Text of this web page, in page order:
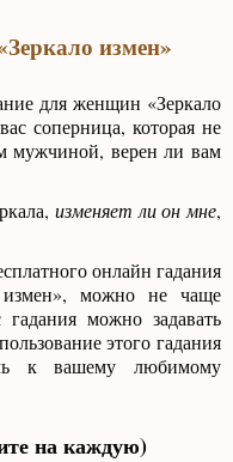
измен»
для женщин «Зеркало
соперница, которая не
мужчиной, верен ли вам
изменяет ли он мне,
онлайн гадания
можно не чаще
можно задавать
этого гадания
к вашему любимому
на каждую)